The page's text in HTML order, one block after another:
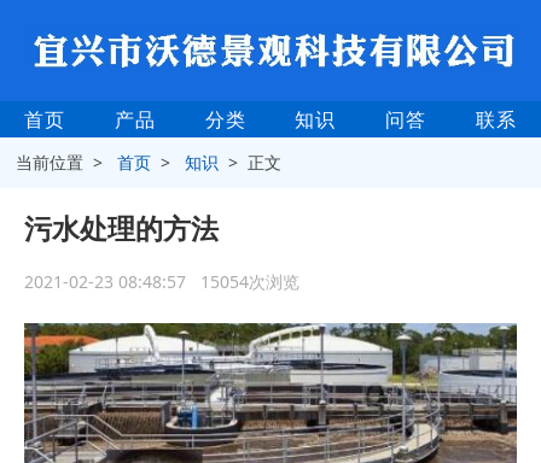
首页 产品 分类 知识 问答 联系
当前位置 >首页 >知识 > 正文
污水处理的方法
2021-02-23 08:48:57 15054次浏览